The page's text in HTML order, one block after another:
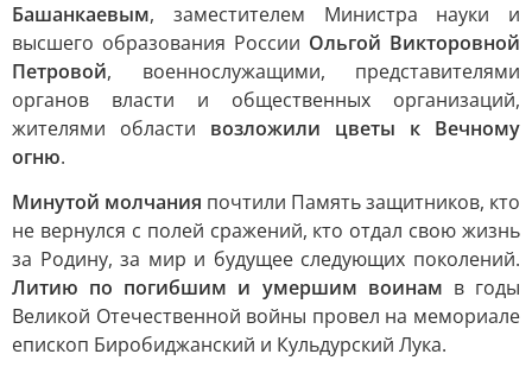
Башанкаевым, заместителем Министра науки и
высшего образования России Ольгой Викторовной
Петровой, военнослужащими, представителями
органов власти и общественных организаций,
жителями области возложили цветы к Вечному
огню.
Минутой молчания почтили Память защитников, кто
не вернулся с полей сражений, кто отдал свою жизнь
за Родину, за мир и будущее следующих поколений.
Литию по погибшим и умершим воинам в годы
Великой Отечественной войны провел на мемориале
епископ Биробиджанский и Кульдурский Лука.